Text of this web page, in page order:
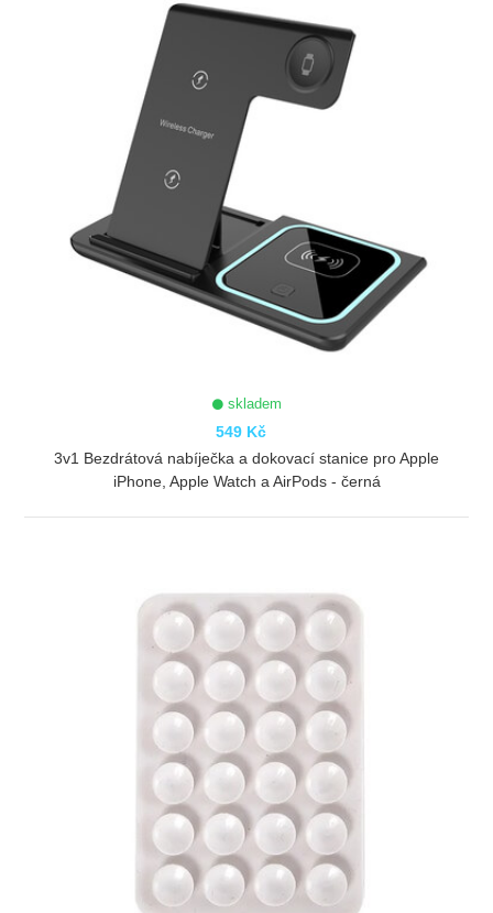
skladem
549 Kč
3v1 Bezdrátová nabíječka a dokovací stanice pro Apple
iPhone, Apple Watch a AirPods - černá